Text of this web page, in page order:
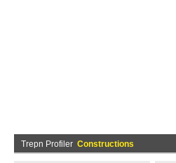
Trepn Profiler Constructions